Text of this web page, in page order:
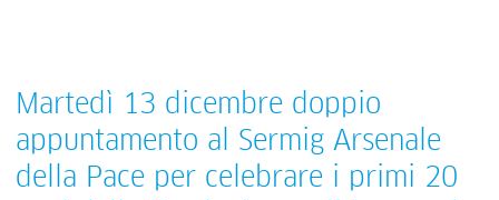
Martedì 13 dicembre doppio
appuntamento al Sermig Arsenale
della Pace per celebrare i primi 20